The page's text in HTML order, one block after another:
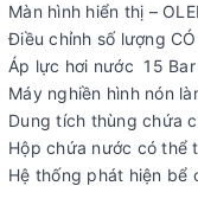
Màn hình hiển thị –
Điều chỉnh số lượng CÓ
Áp lực hơi nước 15 Bar
Máy nghiền hình nón
Dung tích thùng chứa
Hộp chứa nước có thể
Hệ thống phát hiện bể